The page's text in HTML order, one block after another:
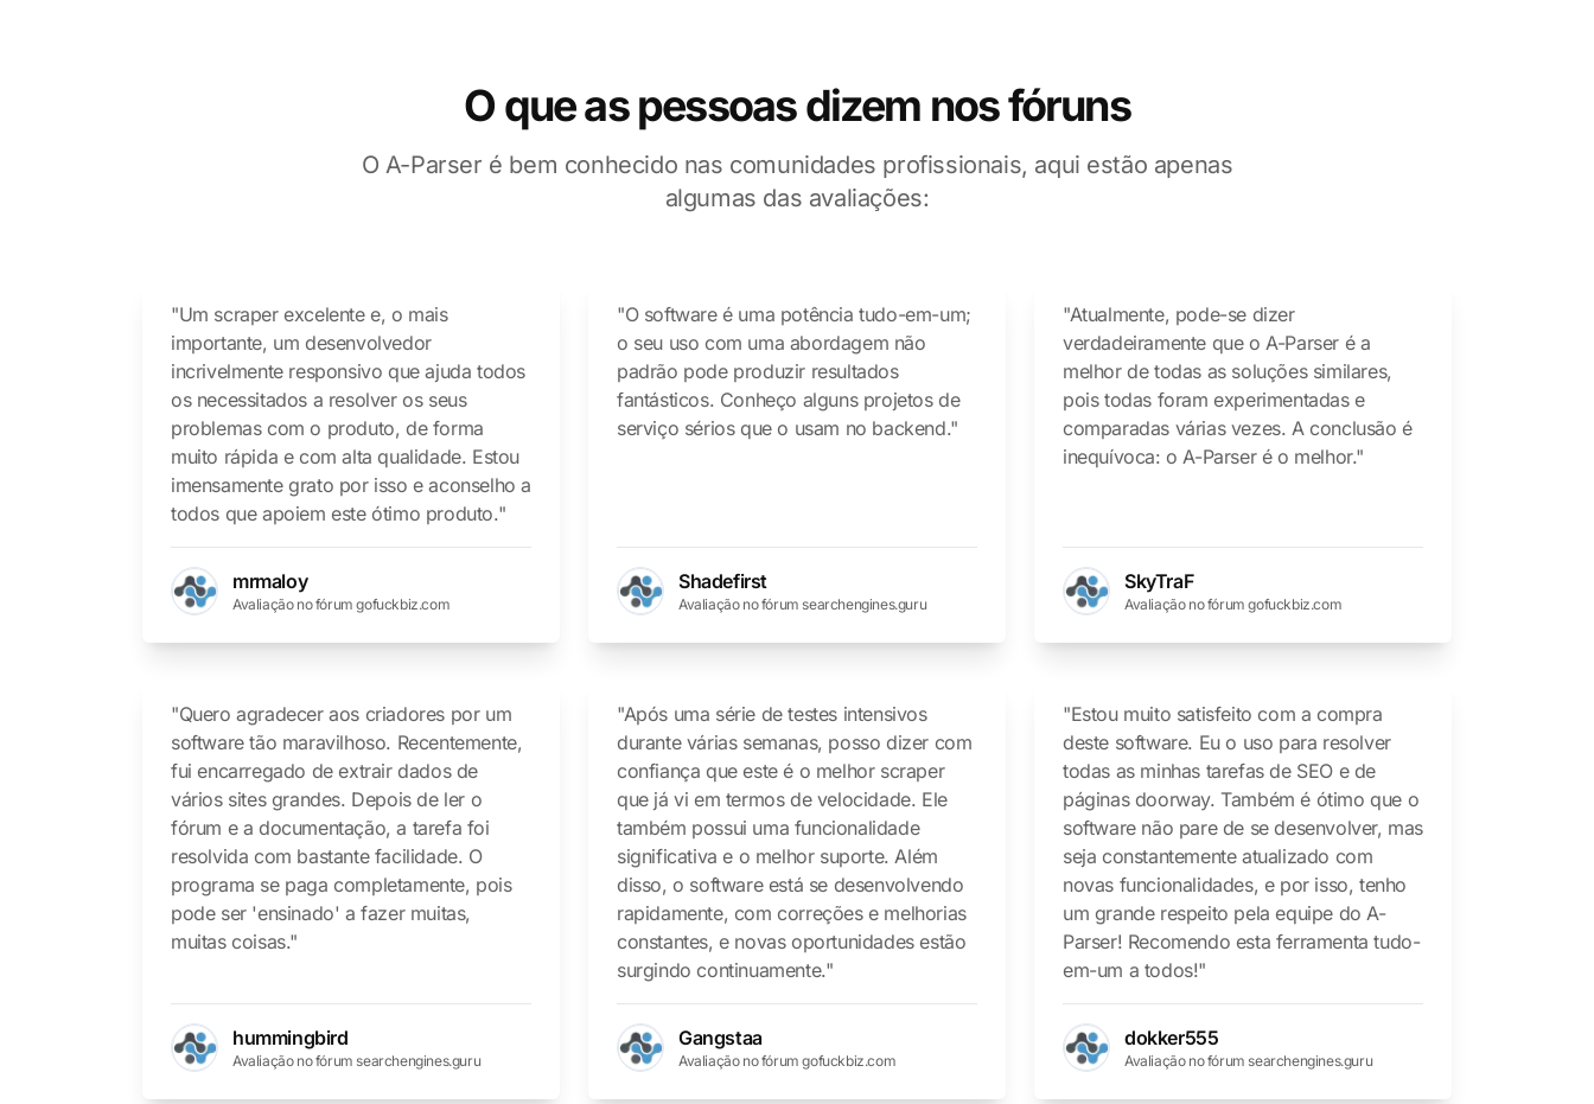
O que as pessoas dizem nos fóruns
O A-Parser é bem conhecido nas comunidades profissionais, aqui estão apenas
algumas das avaliações:
"Um scraper excelente e, o mais
importante, um desenvolvedor
incrivelmente responsivo que ajuda todos
os necessitados a resolver os seus
problemas com o produto, de forma
muito rápida e com alta qualidade. Estou
imensamente grato por isso e aconselho a
todos que apoiem este ótimo produto."
mrmaloy
Avaliação no fórum gofuckbiz.com
"O software é uma potência tudo-em-um;
o seu uso com uma abordagem não
padrão pode produzir resultados
fantásticos. Conheço alguns projetos de
serviço sérios que o usam no backend."
Shadefirst
Avaliação no fórum searchengines.guru
"Atualmente, pode-se dizer
verdadeiramente que o A-Parser é a
melhor de todas as soluções similares,
pois todas foram experimentadas e
comparadas várias vezes. A conclusão é
inequívoca: o A-Parser é o melhor."
SkyTraF
Avaliação no fórum gofuckbiz.com
"Quero agradecer aos criadores por um
software tão maravilhoso. Recentemente,
fui encarregado de extrair dados de
vários sites grandes. Depois de ler o
fórum e a documentação, a tarefa foi
resolvida com bastante facilidade. O
programa se paga completamente, pois
pode ser 'ensinado' a fazer muitas,
muitas coisas."
hummingbird
Avaliação no fórum searchengines.guru
"Após uma série de testes intensivos
durante várias semanas, posso dizer com
confiança que este é o melhor scraper
que já vi em termos de velocidade. Ele
também possui uma funcionalidade
significativa e o melhor suporte. Além
disso, o software está se desenvolvendo
rapidamente, com correções e melhorias
constantes, e novas oportunidades estão
surgindo continuamente."
Gangstaa
Avaliação no fórum gofuckbiz.com
"Estou muito satisfeito com a compra
deste software. Eu o uso para resolver
todas as minhas tarefas de SEO e de
páginas doorway. Também é ótimo que o
software não pare de se desenvolver, mas
seja constantemente atualizado com
novas funcionalidades, e por isso, tenho
um grande respeito pela equipe do A-
Parser! Recomendo esta ferramenta tudo-
em-um a todos!"
dokker555
Avaliação no fórum searchengines.guru